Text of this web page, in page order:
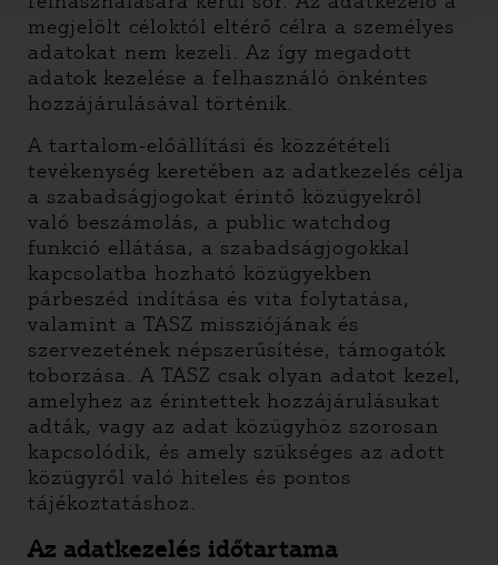
megjelölt céloktól eltérő célra a személyes
adatokat nem kezeli. Az így megadott
adatok kezelése a felhasználó önkéntes
hozzájárulásával történik.
A tartalom-előállítási és közzétételi
tevékenység keretében az adatkezelés célja
a szabadságjogokat érintő közügyekről
való beszámolás, a public watchdog
funkció ellátása, a szabadságjogokkal
kapcsolatba hozható közügyekben
párbeszéd indítása és vita folytatása,
valamint a TASZ missziójának és
szervezetének népszerűsítése, támogatók
toborzása. A TASZ csak olyan adatot kezel,
amelyhez az érintettek hozzájárulásukat
adták, vagy az adat közügyhöz szorosan
kapcsolódik, és amely szükséges az adott
közügyről való hiteles és pontos
tájékoztatáshoz.
Az adatkezelés időtartama